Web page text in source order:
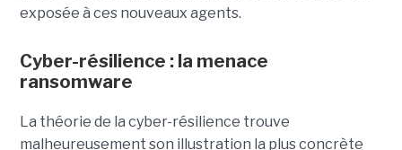
exposée à ces nouveaux agents.
Cyber-résilience : la menace
ransomware
La théorie de la cyber-résilience trouve
malheureusement son illustration la plus concrète